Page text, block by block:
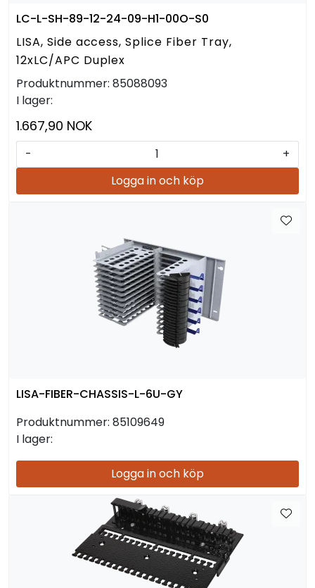
LC-L-SH-89-12-24-09-H1-00O-S0
LISA, Side access, Splice Fiber Tray,
12xLC/APC Duplex
Produktnummer: 85088093
I lager:
1.667,90 NOK
-
+
Logga in och köp
LISA-FIBER-CHASSIS-L-6U-GY
Produktnummer: 85109649
I lager:
Logga in och köp